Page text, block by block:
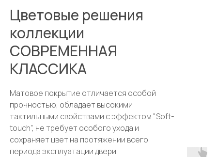
Цветовые решения
коллекции
СОВРЕМЕННАЯ
КЛАССИКА
Матовое покрытие отличается особой
прочностью, обладает высокими
тактильными свойствами с эффектом "Soft-
touch", не требует особого ухода и
сохраняет цвет на протяжении всего
периода эксплуатации двери.